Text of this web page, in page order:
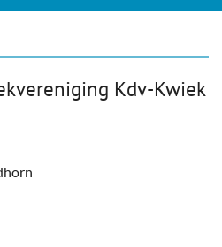
Kdv-Kwiek